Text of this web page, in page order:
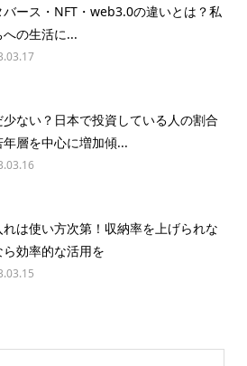
バース・NFT・web3.0の違いとは？私
への生活に...
少ない？日本で投資している人の割合
年層を中心に増加傾...
れは使い方次第！収納率を上げられな
ら効率的な活用を